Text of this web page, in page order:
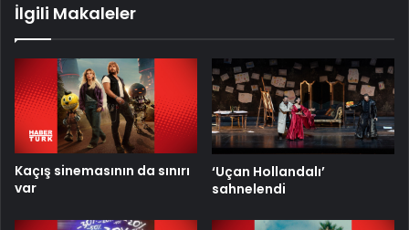
İlgili Makaleler
Kaçış sinemasının da sınırı
var
‘Uçan Hollandalı’
sahnelendi